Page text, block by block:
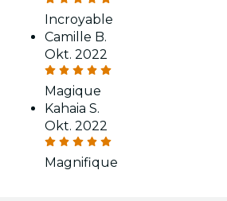
Incroyable
Camille B.
Okt. 2022
Magique
Kahaia S.
Okt. 2022
Magnifique